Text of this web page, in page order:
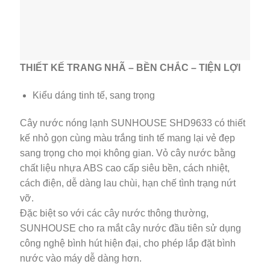
THIẾT KẾ TRANG NHÃ – BỀN CHẮC – TIỆN LỢI
Kiểu dáng tinh tế, sang trọng
Cây nước nóng lạnh SUNHOUSE SHD9633 có thiết
kế nhỏ gọn cùng màu trắng tinh tế mang lại vẻ đẹp
sang trọng cho mọi không gian. Vỏ cây nước bằng
chất liệu nhựa ABS cao cấp siêu bền, cách nhiệt,
cách điện, dễ dàng lau chùi, hạn chế tình trạng nứt
vỡ.
Đặc biệt so với các cây nước thông thường,
SUNHOUSE cho ra mắt cây nước đầu tiên sử dụng
công nghệ bình hút hiện đại, cho phép lắp đặt bình
nước vào máy dễ dàng hơn.